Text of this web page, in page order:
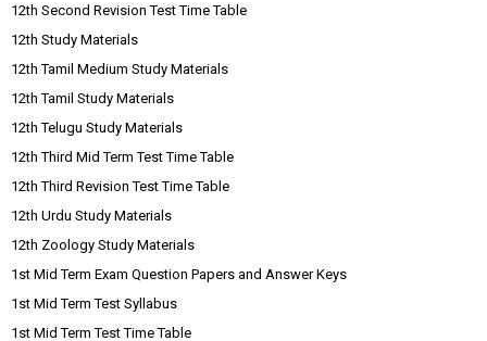
12th Second Revision Test Time Table
12th Study Materials
12th Tamil Medium Study Materials
12th Tamil Study Materials
12th Telugu Study Materials
12th Third Mid Term Test Time Table
12th Third Revision Test Time Table
12th Urdu Study Materials
12th Zoology Study Materials
1st Mid Term Exam Question Papers and Answer Keys
1st Mid Term Test Syllabus
1st Mid Term Test Time Table